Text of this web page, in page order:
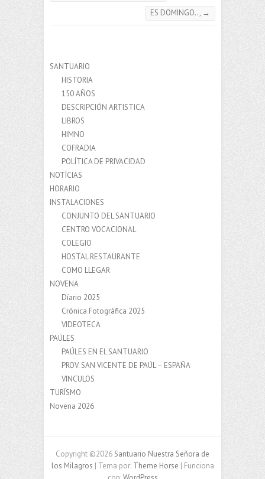
ES DOMINGO.., →
SANTUARIO
HISTORIA
150 AÑOS
DESCRIPCIÓN ARTISTICA
LIBROS
HIMNO
COFRADIA
POLÍTICA DE PRIVACIDAD
NOTÍCIAS
HORARIO
INSTALACIONES
CONJUNTO DEL SANTUARIO
CENTRO VOCACIONAL
COLEGIO
HOSTAL RESTAURANTE
COMO LLEGAR
NOVENA
Díario 2025
Crónica Fotográfica 2025
VIDEOTECA
PAÚLES
PAÚLES EN EL SANTUARIO
PROV. SAN VICENTE DE PAÚL – ESPAÑA
VINCULOS
TURÍSMO
Novena 2026
Copyright ©2026 Santuario Nuestra Señora de
los Milagros | Tema por: Theme Horse | Funciona